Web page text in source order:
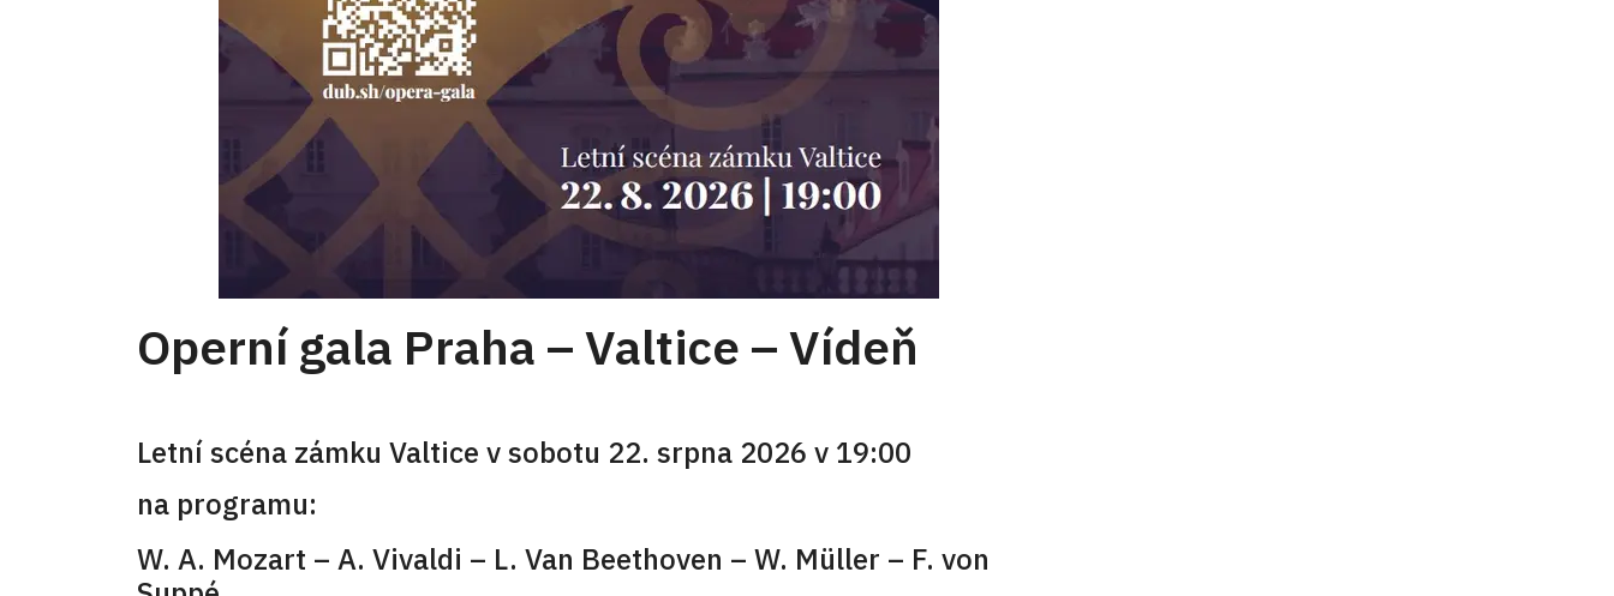
Operní gala Praha – Valtice – Vídeň
Letní scéna zámku Valtice v sobotu 22. srpna 2026 v 19:00
na programu:
W. A. Mozart – A. Vivaldi – L. Van Beethoven – W. Müller – F. von